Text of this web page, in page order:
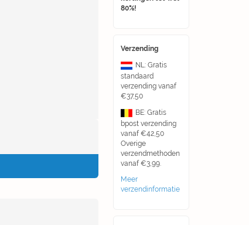
80%!
Verzending
NL: Gratis
standaard
verzending vanaf
€37,50
BE: Gratis
bpost verzending
vanaf €42,50
Overige
verzendmethoden
vanaf €3,99.
Meer
verzendinformatie